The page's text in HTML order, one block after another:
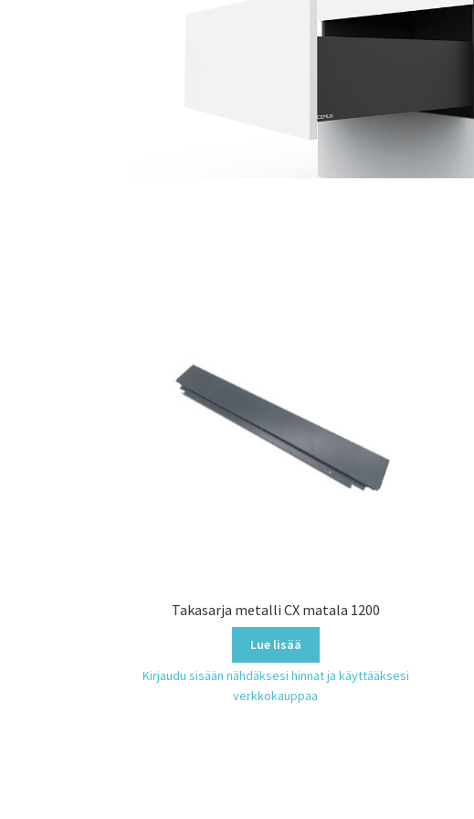
Takasarja metalli CX matala 1200
Lue lisää
Kirjaudu sisään nähdäksesi hinnat ja käyttääksesi
verkkokauppaa